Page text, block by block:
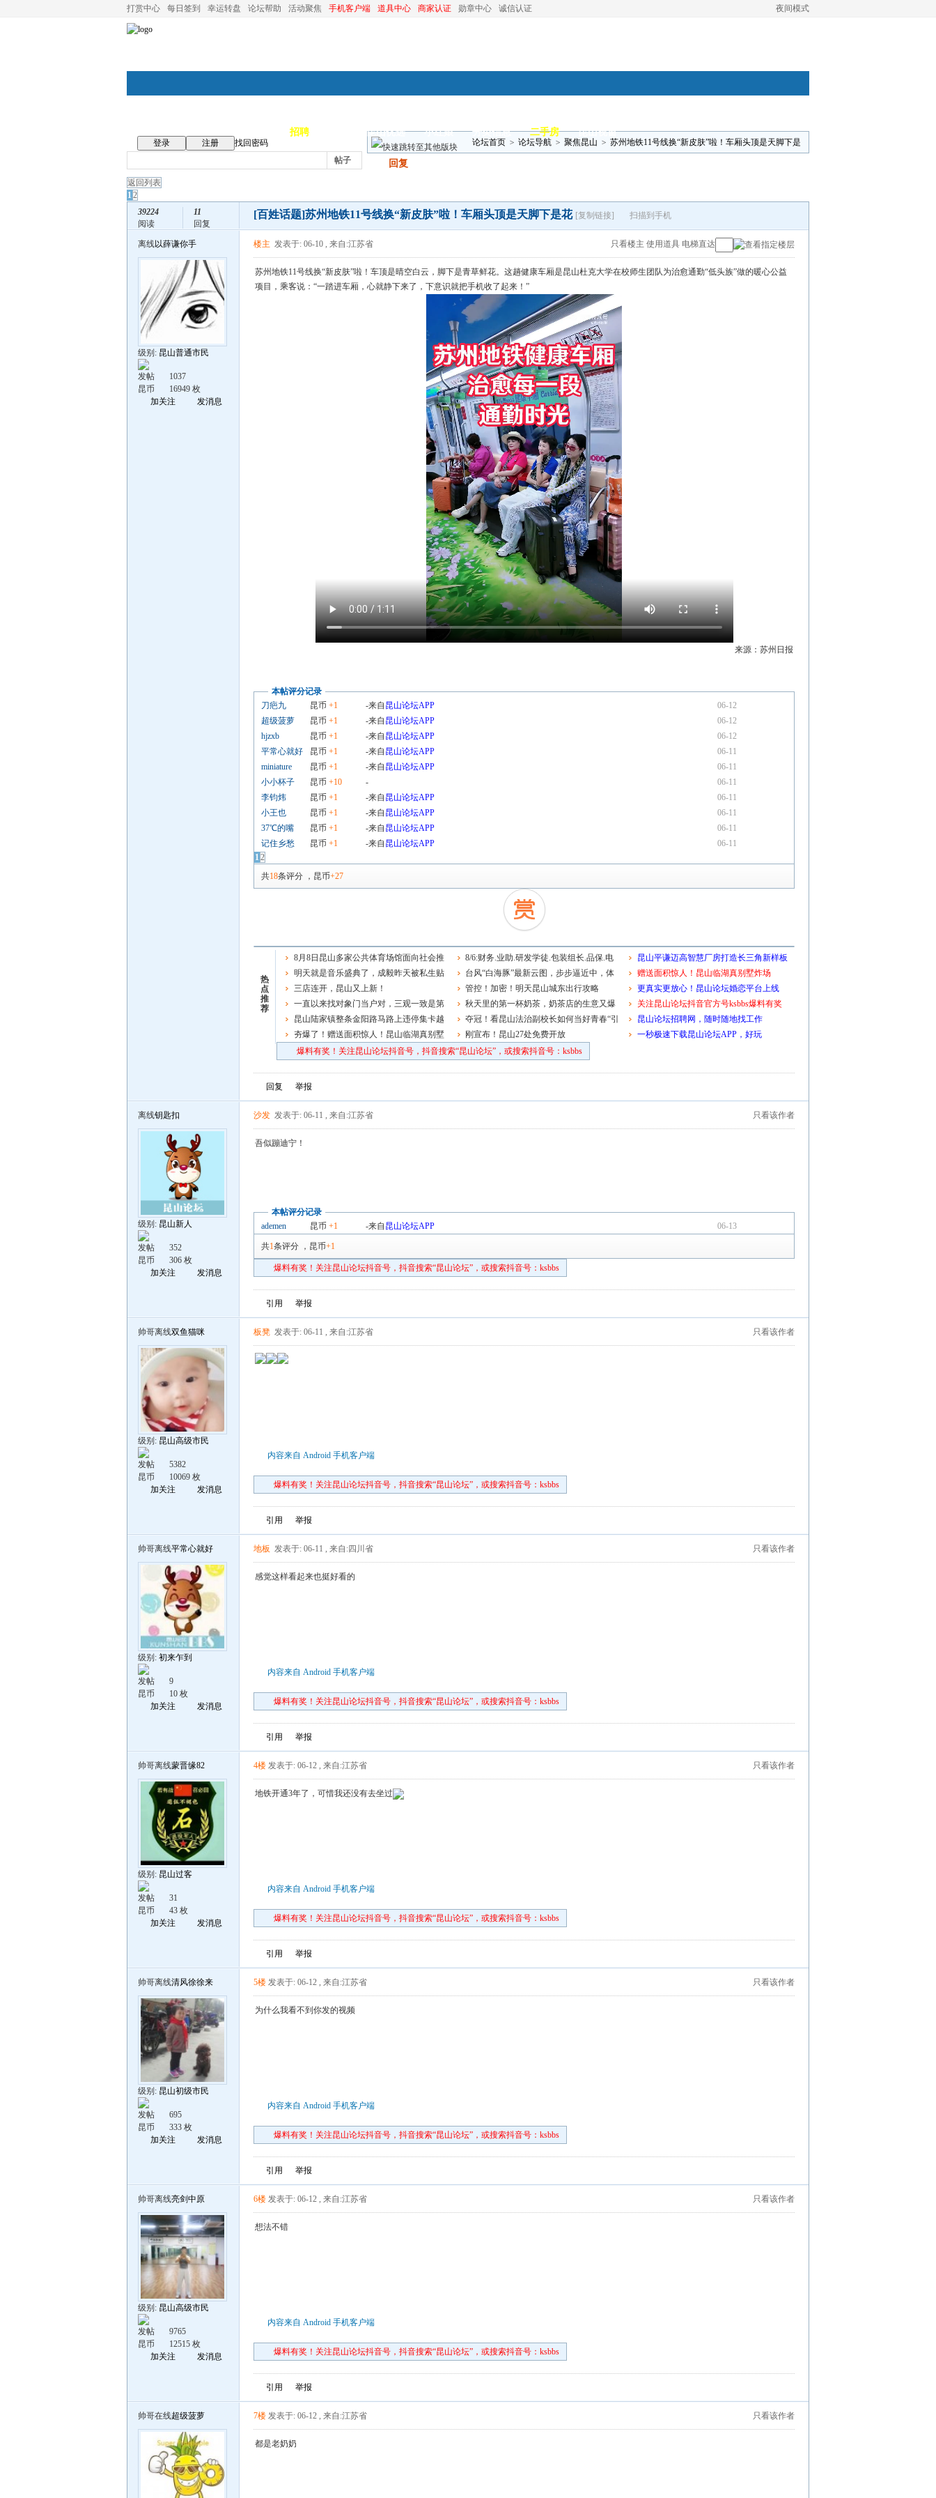
夜间模式
打赏中心 每日签到 幸运转盘 论坛帮助 活动聚焦 手机客户端 道具中心 商家认证 勋章中心 诚信认证
招聘 昆山优选 小红娘 分类信息 二手房 昆山视窗
登录 注册
找回密码
帖子
论坛首页 > 论坛导航 > 聚焦昆山 > 苏州地铁11号线换“新皮肤”啦！车厢头顶是天脚下是
回复
返回列表
12
39224
阅读
11
回复
[百姓话题]苏州地铁11号线换“新皮肤”啦！车厢头顶是天脚下是花 [复制链接] 扫描到手机
离线以薛谦你手
级别: 昆山普通市民
发帖
1037
昆币
16949 枚
加关注
发消息
只看楼主 使用道具 电梯直达
楼主 发表于: 06-10 , 来自:江苏省
苏州地铁11号线换“新皮肤”啦！车顶是晴空白云，脚下是青草鲜花。这趟健康车厢是昆山杜克大学在校师生团队为治愈通勤“低头族”做的暖心公益
项目，乘客说：“一踏进车厢，心就静下来了，下意识就把手机收了起来！”
来源：苏州日报
本帖评分记录
刀疤九
昆币 +1 -来自 昆山论坛APP
06-12
超级菠萝
昆币 +1 -来自 昆山论坛APP
06-12
hjzxb
昆币 +1 -来自 昆山论坛APP
06-12
平常心就好
昆币 +1 -来自 昆山论坛APP
06-11
miniature
昆币 +1 -来自 昆山论坛APP
06-11
小小杯子
昆币 +10 -
06-11
李钧炜
昆币 +1 -来自 昆山论坛APP
06-11
小王也
昆币 +1 -来自 昆山论坛APP
06-11
37℃的嘴
昆币 +1 -来自 昆山论坛APP
06-11
记住乡愁
昆币 +1 -来自 昆山论坛APP
06-11
12
共18条评分 ， 昆币+27
热
点
推
荐
8月8日昆山多家公共体育场馆面向社会推
出免费开放服务
明天就是音乐盛典了，成毅昨天被私生贴
车了，大家一定要理智追星啊！
三店连开，昆山又上新！
一直以来找对象门当户对，三观一致是第
一重要！
昆山陆家镇整条金阳路马路上违停集卡越
来越多
夯爆了！赠送面积惊人！昆山临湖真别墅
炸场
8/6:财务.业助.研发学徒.包装组长.品保.电
工.保安.消控.业务.店员.物业维修.保洁
台风“白海豚”最新云图，步步逼近中，体
型庞大，结构扎实，大家要注意防范
管控！加密！明天昆山城东出行攻略
秋天里的第一杯奶茶，奶茶店的生意又爆
了 夺冠！看昆山法治副校长如何当好青春“引
路人”刚宣布！昆山27处免费开放
昆山平谦迈高智慧厂房打造长三角新样板
赠送面积惊人！昆山临湖真别墅炸场
更真实更放心！昆山论坛婚恋平台上线
关注昆山论坛抖音官方号ksbbs爆料有奖
昆山论坛招聘网，随时随地找工作
一秒极速下载昆山论坛APP，好玩
爆料有奖！关注昆山论坛抖音号，抖音搜索“昆山论坛”，或搜索抖音号：ksbbs
回复 举报
离线钥匙扣
级别: 昆山新人
发帖
352
昆币
306 枚
加关注
发消息
只看该作者
沙发 发表于: 06-11 , 来自:江苏省
吾似蹦迪宁！
本帖评分记录
ademen
昆币 +1 -来自 昆山论坛APP 06-13
共1条评分 ， 昆币+1
爆料有奖！关注昆山论坛抖音号，抖音搜索“昆山论坛”，或搜索抖音号：ksbbs
引用 举报
帅哥离线双鱼猫咪
级别: 昆山高级市民
发帖
5382
昆币
10069 枚
加关注
发消息
只看该作者
板凳 发表于: 06-11 , 来自:江苏省
内容来自 Android 手机客户端
爆料有奖！关注昆山论坛抖音号，抖音搜索“昆山论坛”，或搜索抖音号：ksbbs
引用 举报
帅哥离线平常心就好
级别: 初来乍到
发帖
9
昆币
10 枚
加关注
发消息
只看该作者
地板 发表于: 06-11 , 来自:四川省
感觉这样看起来也挺好看的
内容来自 Android 手机客户端
爆料有奖！关注昆山论坛抖音号，抖音搜索“昆山论坛”，或搜索抖音号：ksbbs
引用 举报
帅哥离线蒙晋缘82
级别: 昆山过客
发帖
31
昆币
43 枚
加关注
发消息
只看该作者
4楼 发表于: 06-12 , 来自:江苏省
地铁开通3年了，可惜我还没有去坐过
内容来自 Android 手机客户端
爆料有奖！关注昆山论坛抖音号，抖音搜索“昆山论坛”，或搜索抖音号：ksbbs
引用 举报
帅哥离线清风徐徐来
级别: 昆山初级市民
发帖
695
昆币
333 枚
加关注
发消息
只看该作者
5楼 发表于: 06-12 , 来自:江苏省
为什么我看不到你发的视频
内容来自 Android 手机客户端
爆料有奖！关注昆山论坛抖音号，抖音搜索“昆山论坛”，或搜索抖音号：ksbbs
引用 举报
帅哥离线亮剑中原
级别: 昆山高级市民
发帖
9765
昆币
12515 枚
加关注
发消息
只看该作者
6楼 发表于: 06-12 , 来自:江苏省
想法不错
内容来自 Android 手机客户端
爆料有奖！关注昆山论坛抖音号，抖音搜索“昆山论坛”，或搜索抖音号：ksbbs
引用 举报
帅哥在线超级菠萝 只看该作者
7楼 发表于: 06-12 , 来自:江苏省
都是老奶奶